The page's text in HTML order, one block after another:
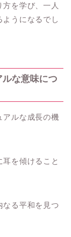
を学び、一人
うになるでし
な意味につ
アルな成長の機
を傾けること
なる平和を見つ